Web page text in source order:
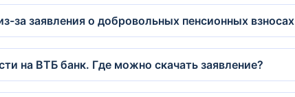
за заявления о добровольных пенсионных взносах
на ВТБ банк. Где можно скачать заявление?